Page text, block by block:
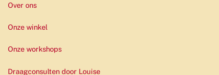
Over ons
Onze winkel
Onze workshops
Draagconsulten door Louise